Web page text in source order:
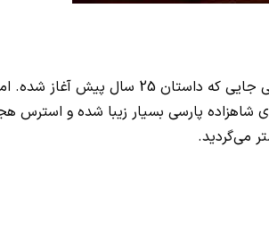
داستان قدیمی، ظاهر آراسته و جدید. شما در این بازی دعوت
شاهزاده پارسی بسیار زیبا شده و
می‌گردید.